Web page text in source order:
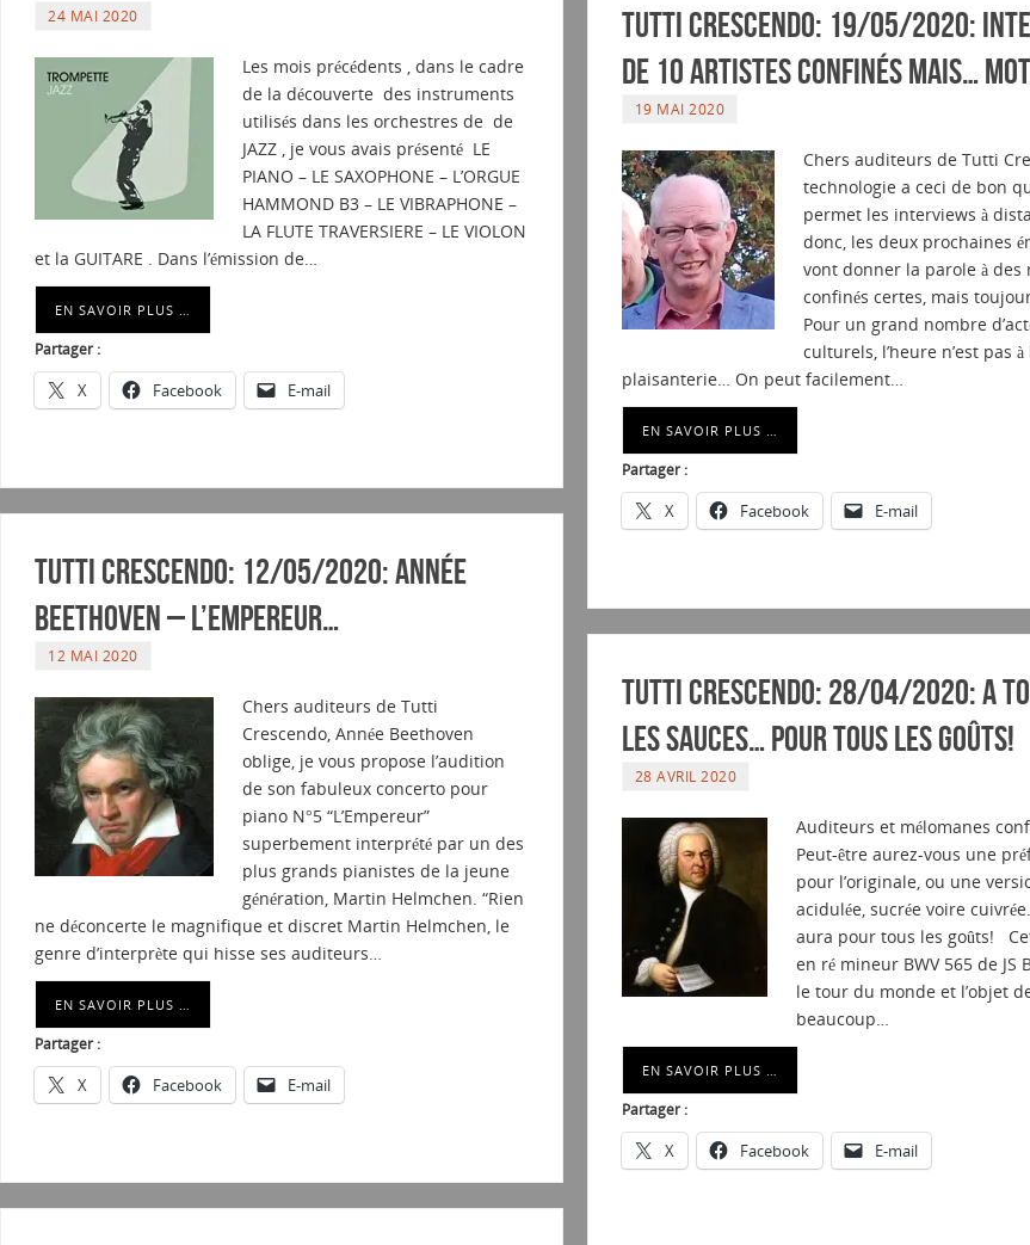
24 MAI 2020
Les mois précédents , dans le cadre
de la découverte des instruments
utilisés dans les orchestres de de
JAZZ , je vous avais présenté LE
PIANO – LE SAXOPHONE – L’ORGUE
HAMMOND B3 – LE VIBRAPHONE –
LA FLUTE TRAVERSIERE – LE VIOLON
et la GUITARE . Dans l’émission de…
EN SAVOIR PLUS …
Partager :
X Facebook E-mail
Tutti Crescendo: 19/05/2020:
de 10 artistes confinés mais…
19 MAI 2020
Chers auditeurs de Tutti
technologie a ceci de bon
permet les interviews à
donc, les deux prochaines
vont donner la parole à des
confinés certes, mais
Pour un grand nombre
culturels, l’heure n’est pas à
plaisanterie… On peut facilement…
EN SAVOIR PLUS …
Partager :
X Facebook E-mail
Tutti Crescendo: 12/05/2020: Année
Beethoven – L’Empereur…
12 MAI 2020
Chers auditeurs de Tutti
Crescendo, Année Beethoven
oblige, je vous propose l’audition
de son fabuleux concerto pour
piano N°5 “L’Empereur”
superbement interprété par un des
plus grands pianistes de la jeune
génération, Martin Helmchen. “Rien
ne déconcerte le magnifique et discret Martin Helmchen, le
genre d’interprète qui hisse ses auditeurs…
EN SAVOIR PLUS …
Partager :
X Facebook E-mail
Tutti Crescendo: 28/04/2020: A
les sauces… pour tous les goûts!
28 AVRIL 2020
Auditeurs et mélomanes
Peut-être aurez-vous une
pour l’originale, ou une
acidulée, sucrée voire
aura pour tous les goûts!
en ré mineur BWV 565 de JS
le tour du monde et l’objet
beaucoup…
EN SAVOIR PLUS …
Partager :
X Facebook E-mail